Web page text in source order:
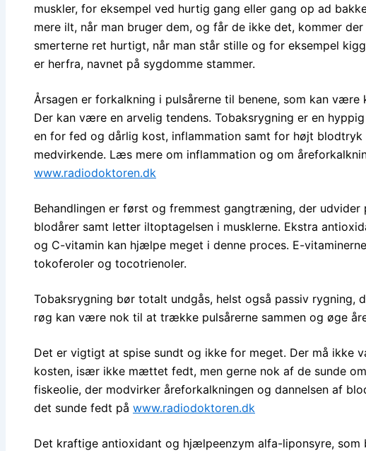
muskler, for eksempel ved hurtig gang eller gang op ad
mere ilt, når man bruger dem, og får de ikke det, kommer
smerterne ret hurtigt, når man står stille og for eksempel
er herfra, navnet på sygdomme stammer.
Årsagen er forkalkning i pulsårerne til benene, som kan være
Der kan være en arvelig tendens. Tobaksrygning er en
en for fed og dårlig kost, inflammation samt for højt
medvirkende. Læs mere om inflammation og om
www.radiodoktoren.dk
Behandlingen er først og fremmest gangtræning, der udvider
blodårer samt letter iltoptagelsen i musklerne. Ekstra
og C-vitamin kan hjælpe meget i denne proces. E-
tokoferoler og tocotrienoler.
Tobaksrygning bør totalt undgås, helst også passiv rygning,
røg kan være nok til at trække pulsårerne sammen og øge
Det er vigtigt at spise sundt og ikke for meget. Der må ikke
kosten, især ikke mættet fedt, men gerne nok af de sunde
fiskeolie, der modvirker åreforkalkningen og dannelsen af
det sunde fedt på www.radiodoktoren.dk
Det kraftige antioxidant og hjælpeenzym alfa-liponsyre, som